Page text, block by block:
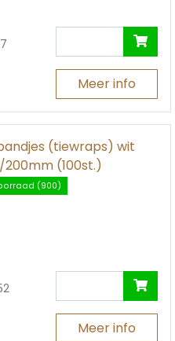
Meer info
(tiewraps) wit
200mm (100st.)
(900)
Meer info